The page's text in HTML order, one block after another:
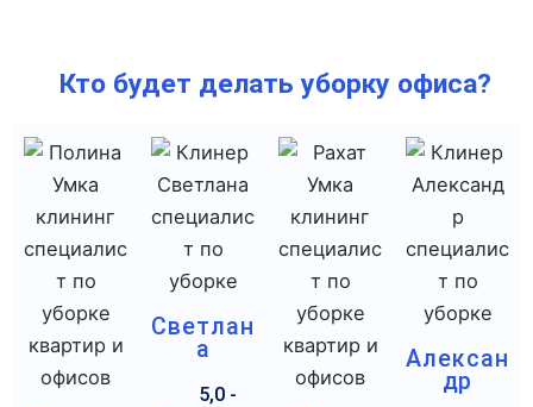
Кто будет делать уборку офиса?
Светлан
а
5,0 -
Алексан
др